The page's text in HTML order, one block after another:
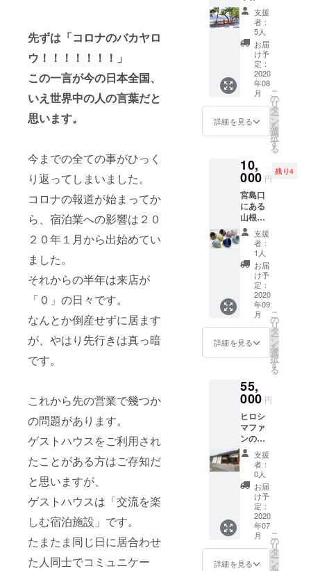
先ずは「コロナのバカヤロ
ウ！！！！！！！」
この一言が今の日本全国、
いえ世界中の人の言葉だと
思います。
今までの全ての事がひっく
り返ってしまいました。
コロナの報道が始まってか
ら、宿泊業への影響は２０
２０年１月から出始めてい
ました。
それからの半年は来店が
「０」の日々です。
なんとか倒産せずに居ます
が、やはり先行きは真っ暗
です。
これから先の営業で幾つか
の問題があります。
ゲストハウスをご利用され
たことがある方はご存知だ
と思いますが、
ゲストハウスは「交流を楽
しむ宿泊施設」です。
たまたま同じ日に居合わせ
た人同士でコミュニケー
のお手
紙をお
出し致
しま
す。 次
回のご
予約の
際は１
０％OF
Fさせて
頂きま
す。 ２
月３１
日まで
のご予
約なら
何回で
もご使
用頂け
ます。
ヒロシ
マファ
ンの宿
の公式
ホーム
ページ
からの
ご予
約、も
予約に
限らせ
ます。
支援
者：
5人
お届
け予
定：
2020
年08
月
詳細を見る
こ
の
リ
タ
ー
ン
を
選
択
す
る
10,
000 円
残り4
宮島口
にある
山根対
厳堂さ
んから
ご提供
頂いた
ユニー
クな三
角ぐい
呑みと
お礼の
ハガキ
をお送
りさせ
山根対
厳堂さ
んにつ
いては
こちら
http://m
iyajima
yaki.jp/
product
all/asob
gokoro/
注意点
三角ぐ
い呑
み
2,200円
支援
者：
1人
お届
け予
定：
2020
年09
月
詳細を見る
こ
の
リ
タ
ー
ン
を
選
択
す
る
55,
000 円
ヒロシ
マファ
ンの宿
を貸し
切って
ご利用
いただ
けま
す。 JR
宮島口
駅から
徒歩２
分。宮
島への
支援
者：
0人
お届
け予
定：
2020
年07
月
詳細を見る
こ
の
リ
タ
ー
ン